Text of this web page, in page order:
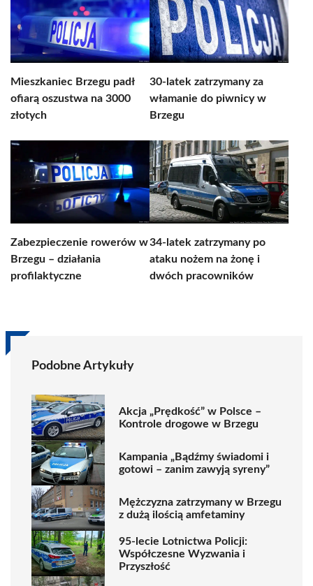
Mieszkaniec Brzegu padł
ofiarą oszustwa na 3000
złotych
30-latek zatrzymany za
włamanie do piwnicy w
Brzegu
Zabezpieczenie rowerów w
Brzegu – działania
profilaktyczne
34-latek zatrzymany po
ataku nożem na żonę i
dwóch pracowników
Podobne Artykuły
Akcja „Prędkość” w Polsce –
Kontrole drogowe w Brzegu
Kampania „Bądźmy świadomi i
gotowi – zanim zawyją syreny”
Mężczyzna zatrzymany w Brzegu
z dużą ilością amfetaminy
95-lecie Lotnictwa Policji:
Współczesne Wyzwania i
Przyszłość